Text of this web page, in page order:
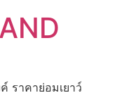
ราคาย่อมเยาว์